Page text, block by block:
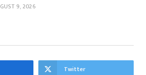
9, 2026
Twitter